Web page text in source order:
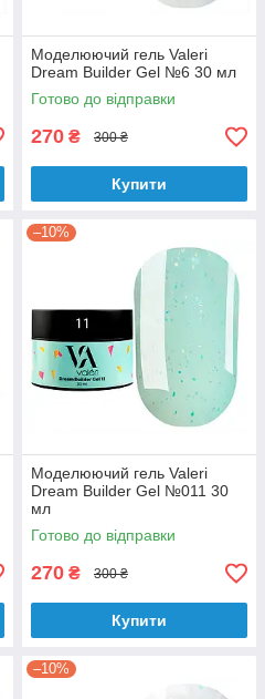
Моделюючий гель Valeri
Dream Builder Gel №6 30 мл
Готово до відправки
270 ₴ 300 ₴
Купити
–10%
Моделюючий гель Valeri
Dream Builder Gel №011 30
мл
Готово до відправки
270 ₴ 300 ₴
Купити
–10%